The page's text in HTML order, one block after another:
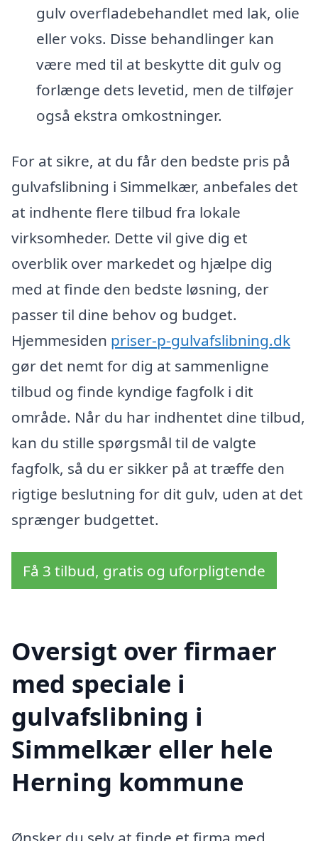
gulv overfladebehandlet med lak, olie
eller voks. Disse behandlinger kan
være med til at beskytte dit gulv og
forlænge dets levetid, men de tilføjer
også ekstra omkostninger.
For at sikre, at du får den bedste pris på
gulvafslibning i Simmelkær, anbefales det
at indhente flere tilbud fra lokale
virksomheder. Dette vil give dig et
overblik over markedet og hjælpe dig
med at finde den bedste løsning, der
passer til dine behov og budget.
Hjemmesiden priser-p-gulvafslibning.dk
gør det nemt for dig at sammenligne
tilbud og finde kyndige fagfolk i dit
område. Når du har indhentet dine tilbud,
kan du stille spørgsmål til de valgte
fagfolk, så du er sikker på at træffe den
rigtige beslutning for dit gulv, uden at det
sprænger budgettet.
Få 3 tilbud, gratis og uforpligtende
Oversigt over firmaer
med speciale i
gulvafslibning i
Simmelkær eller hele
Herning kommune